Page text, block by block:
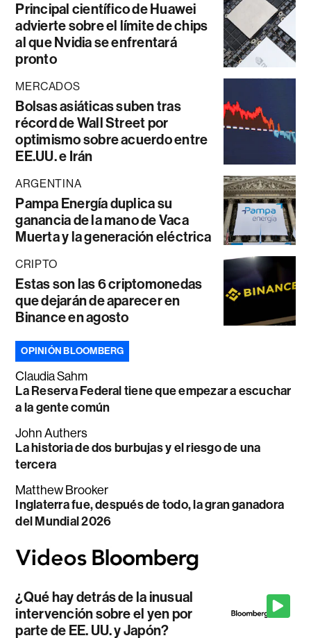
Principal científico de Huawei
advierte sobre el límite de chips
al que Nvidia se enfrentará
pronto
MERCADOS
Bolsas asiáticas suben tras
récord de Wall Street por
optimismo sobre acuerdo entre
EE.UU. e Irán
ARGENTINA
Pampa Energía duplica su
ganancia de la mano de Vaca
Muerta y la generación eléctrica
CRIPTO
Estas son las 6 criptomonedas
que dejarán de aparecer en
Binance en agosto
OPINIÓN BLOOMBERG
Claudia Sahm
La Reserva Federal tiene que empezar a escuchar
a la gente común
John Authers
La historia de dos burbujas y el riesgo de una
tercera
Matthew Brooker
Inglaterra fue, después de todo, la gran ganadora
del Mundial 2026
¿Qué hay detrás de la inusual
intervención sobre el yen por
parte de EE. UU. y Japón?